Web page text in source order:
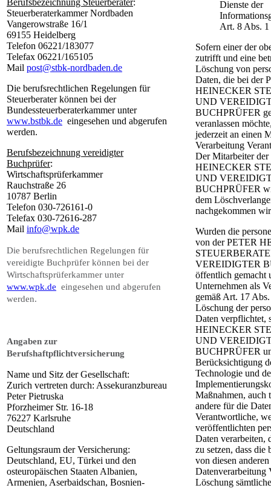
Steuerberaterkammer Nordbaden
Vangerowstraße 16/1
69155 Heidelberg
Telefon 06221/183077
Telefax 06221/165105
Mail post@stbk-nordbaden.de
Die berufsrechtlichen Regelungen für
Steuerberater können bei der
Bundessteuerberaterkammer unter
www.bstbk.de eingesehen und abgerufen
werden.
Berufsbezeichnung vereidigter
Buchprüfer:
Wirtschaftsprüferkammer
Rauchstraße 26
10787 Berlin
Telefon 030-726161-0
Telefax 030-72616-287
Mail info@wpk.de
Die berufsrechtlichen Regelungen für
vereidigte Buchprüfer können bei der
Wirtschaftsprüferkammer unter
www.wpk.de eingesehen und abgerufen
werden.
Angaben zur
Berufshaftpflichtversicherung
Name und Sitz der Gesellschaft:
Zurich vertreten durch: Assekuranzbureau
Peter Pietruska
Pforzheimer Str. 16-18
76227 Karlsruhe
Deutschland
Geltungsraum der Versicherung:
Deutschland, EU, Türkei und den
osteuropäischen Staaten Albanien,
Armenien, Aserbaidschan, Bosnien-
Dienste der
Art. 8 Abs.
Sofern einer der
zutrifft und eine
Löschung von
Daten, die bei der
HEINECKER
UND
BUCHPRÜFER
veranlassen
jederzeit an einen
Verarbeitung
Der Mitarbeiter
HEINECKER
UND
BUCHPRÜFER
dem
nachgekommen
Wurden die
von der PETER
VEREIDIGTER
öffentlich gemacht
Unternehmen als
gemäß Art. 17
Löschung der
Daten verpflichtet,
HEINECKER
UND
BUCHPRÜFER
Berücksichtigung
Technologie und
Maßnahmen, auch
andere für die
Verantwortliche,
veröffentlichten
Daten verarbeiten,
zu setzen, dass die
von diesen
Datenverarbeitung
Löschung